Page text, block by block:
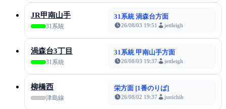
JR甲南山手
31系統
31系統 渦森台方面
26/08/03 19:51 jettleigh
渦森台3丁目
31系統
31系統 甲南山手方面
26/08/03 19:37 jettleigh
柳橋西
津島線
栄方面 [1番のりば]
26/08/02 19:37 junichih